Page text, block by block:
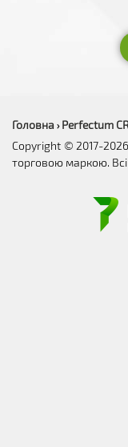
Головна › Perfectum
Copyright © 2017-
торговою маркою.